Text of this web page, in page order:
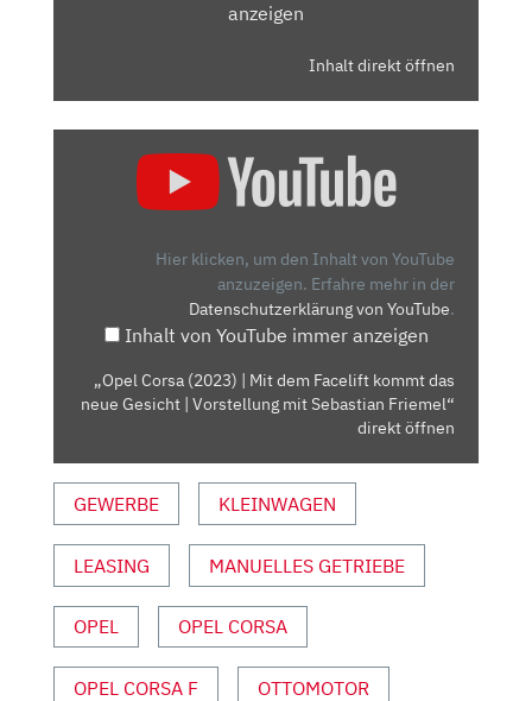
anzeigen
Inhalt direkt öffnen
KOMMT
NEUE
VORSTELLUNG
MIT
SEBASTIAN
FRIEMEL“
YOUTUBE
ANZEIGEN
Hier klicken, um den Inhalt von YouTube
anzuzeigen. Erfahre mehr in der
Datenschutzerklärung von YouTube.
Inhalt von YouTube immer anzeigen
„Opel Corsa (2023) | Mit dem Facelift kommt das
neue Gesicht | Vorstellung mit Sebastian Friemel“
direkt öffnen
GEWERBE KLEINWAGEN
LEASING MANUELLES GETRIEBE
OPEL OPEL CORSA
OPEL CORSA F OTTOMOTOR